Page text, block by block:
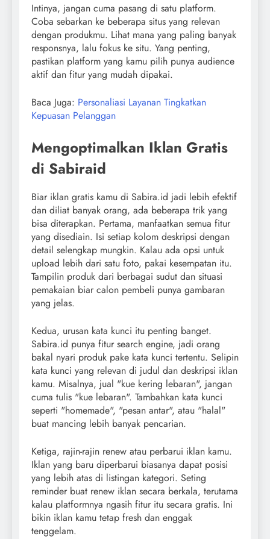
Intinya, jangan cuma pasang di satu platform.
Coba sebarkan ke beberapa situs yang relevan
dengan produkmu. Lihat mana yang paling banyak
responsnya, lalu fokus ke situ. Yang penting,
pastikan platform yang kamu pilih punya audience
aktif dan fitur yang mudah dipakai.
Baca Juga: Personaliasi Layanan Tingkatkan
Kepuasan Pelanggan
Mengoptimalkan Iklan Gratis
di Sabiraid
Biar iklan gratis kamu di Sabira.id jadi lebih efektif
dan diliat banyak orang, ada beberapa trik yang
bisa diterapkan. Pertama, manfaatkan semua fitur
yang disediain. Isi setiap kolom deskripsi dengan
detail selengkap mungkin. Kalau ada opsi untuk
upload lebih dari satu foto, pakai kesempatan itu.
Tampilin produk dari berbagai sudut dan situasi
pemakaian biar calon pembeli punya gambaran
yang jelas.
Kedua, urusan kata kunci itu penting banget.
Sabira.id punya fitur search engine, jadi orang
bakal nyari produk pake kata kunci tertentu. Selipin
kata kunci yang relevan di judul dan deskripsi iklan
kamu. Misalnya, jual "kue kering lebaran", jangan
cuma tulis "kue lebaran". Tambahkan kata kunci
seperti "homemade", "pesan antar", atau "halal"
buat mancing lebih banyak pencarian.
Ketiga, rajin-rajin renew atau perbarui iklan kamu.
Iklan yang baru diperbarui biasanya dapat posisi
yang lebih atas di listingan kategori. Seting
reminder buat renew iklan secara berkala, terutama
kalau platformnya ngasih fitur itu secara gratis. Ini
bikin iklan kamu tetap fresh dan enggak
tenggelam.